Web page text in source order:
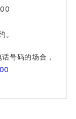
。
号码的场合，